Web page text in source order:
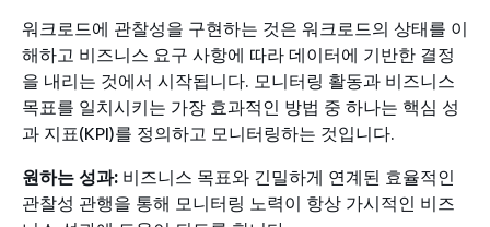
워크로드에 관찰성을 구현하는 것은 워크로드의 상태를 이
해하고 비즈니스 요구 사항에 따라 데이터에 기반한 결정
을 내리는 것에서 시작됩니다. 모니터링 활동과 비즈니스
목표를 일치시키는 가장 효과적인 방법 중 하나는 핵심 성
과 지표(KPI)를 정의하고 모니터링하는 것입니다.
원하는 성과: 비즈니스 목표와 긴밀하게 연계된 효율적인
관찰성 관행을 통해 모니터링 노력이 항상 가시적인 비즈